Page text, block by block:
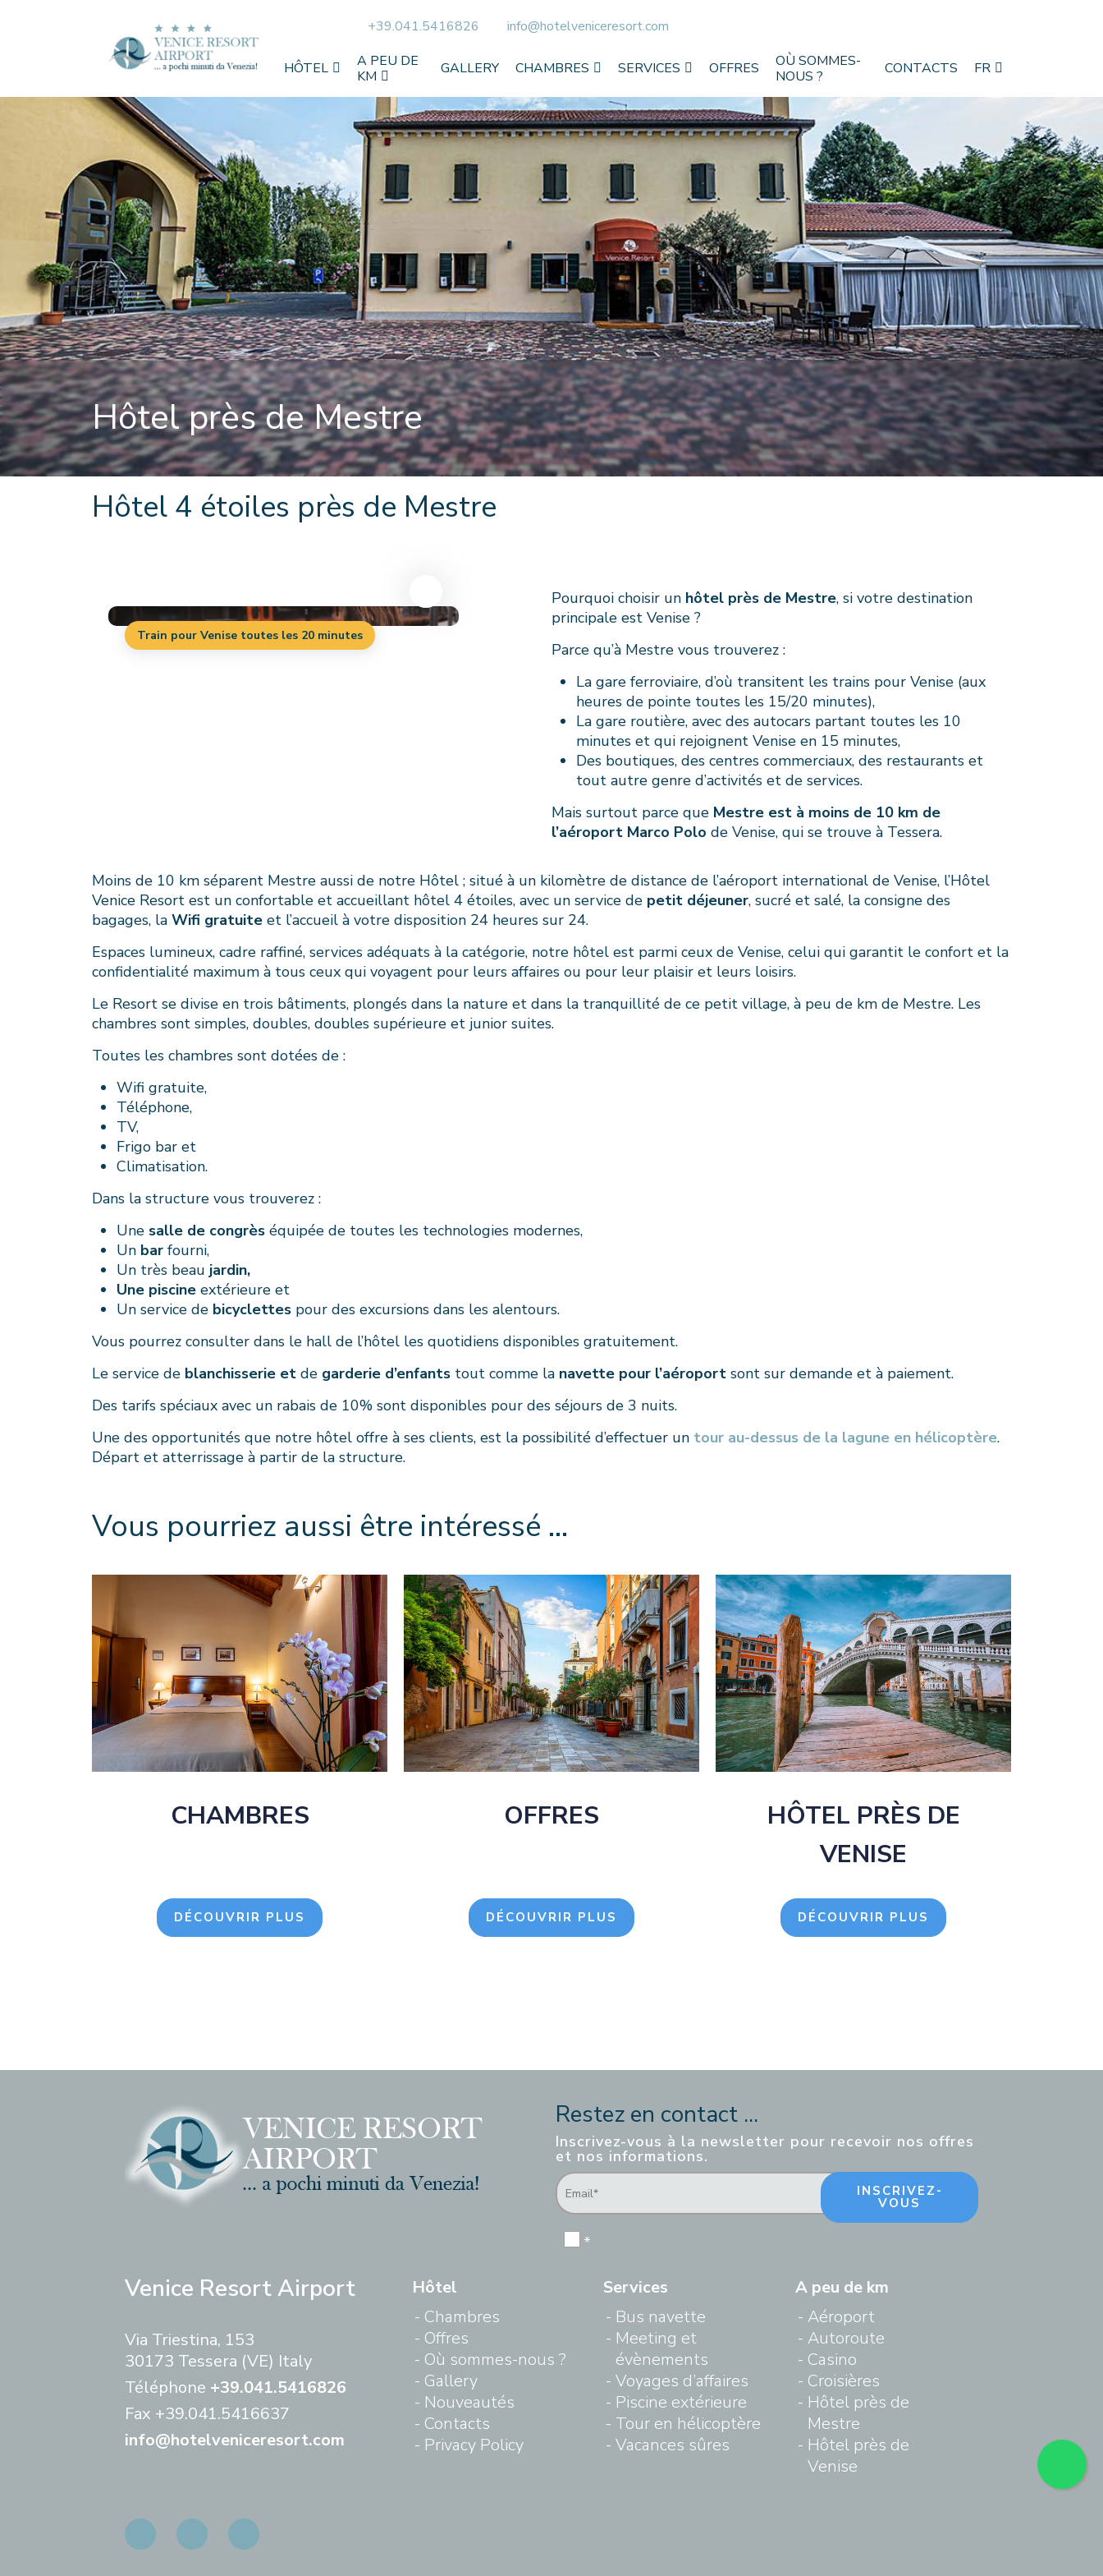
+39.041.5416826 info@hotelveniceresort.com
HÔTEL
A PEU DE
KM
GALLERY CHAMBRES SERVICES OFFRES
OÙ SOMMES-
NOUS ?
CONTACTS FR
Hôtel près de Mestre
Hôtel 4 étoiles près de Mestre
Train pour Venise toutes les 20 minutes
Pourquoi choisir un hôtel près de Mestre, si votre destination
principale est Venise ?
Parce qu’à Mestre vous trouverez :
La gare ferroviaire, d’où transitent les trains pour Venise (aux
heures de pointe toutes les 15/20 minutes),
La gare routière, avec des autocars partant toutes les 10
minutes et qui rejoignent Venise en 15 minutes,
Des boutiques, des centres commerciaux, des restaurants et
tout autre genre d’activités et de services.
Mais surtout parce que Mestre est à moins de 10 km de
l’aéroport Marco Polo de Venise, qui se trouve à Tessera.
Moins de 10 km séparent Mestre aussi de notre Hôtel ; situé à un kilomètre de distance de l’aéroport international de Venise, l’Hôtel
Venice Resort est un confortable et accueillant hôtel 4 étoiles, avec un service de petit déjeuner, sucré et salé, la consigne des
bagages, la Wifi gratuite et l’accueil à votre disposition 24 heures sur 24.
Espaces lumineux, cadre raffiné, services adéquats à la catégorie, notre hôtel est parmi ceux de Venise, celui qui garantit le confort et la
confidentialité maximum à tous ceux qui voyagent pour leurs affaires ou pour leur plaisir et leurs loisirs.
Le Resort se divise en trois bâtiments, plongés dans la nature et dans la tranquillité de ce petit village, à peu de km de Mestre. Les
chambres sont simples, doubles, doubles supérieure et junior suites.
Toutes les chambres sont dotées de :
Wifi gratuite,
Téléphone,
TV,
Frigo bar et
Climatisation.
Dans la structure vous trouverez :
Une salle de congrès équipée de toutes les technologies modernes,
Un bar fourni,
Un très beau jardin,
Une piscine extérieure et
Un service de bicyclettes pour des excursions dans les alentours.
Vous pourrez consulter dans le hall de l’hôtel les quotidiens disponibles gratuitement.
Le service de blanchisserie et de garderie d’enfants tout comme la navette pour l’aéroport sont sur demande et à paiement.
Des tarifs spéciaux avec un rabais de 10% sont disponibles pour des séjours de 3 nuits.
Une des opportunités que notre hôtel offre à ses clients, est la possibilité d’effectuer un tour au-dessus de la lagune en hélicoptère.
Départ et atterrissage à partir de la structure.
Vous pourriez aussi être intéressé …
CHAMBRES
DÉCOUVRIR PLUS
OFFRES
DÉCOUVRIR PLUS
HÔTEL PRÈS DE
VENISE
DÉCOUVRIR PLUS
Restez en contact ...
Inscrivez-vous à la newsletter pour recevoir nos offres
et nos informations.
*
INSCRIVEZ-
VOUS
Venice Resort Airport
Via Triestina, 153
30173 Tessera (VE) Italy
Téléphone +39.041.5416826
Fax +39.041.5416637
info@hotelveniceresort.com
Hôtel
Chambres
Offres
Où sommes-nous ?
Gallery
Nouveautés
Contacts
Privacy Policy
Services
Bus navette
Meeting et
évènements
Voyages d’affaires
Piscine extérieure
Tour en hélicoptère
Vacances sûres
A peu de km
Aéroport
Autoroute
Casino
Croisières
Hôtel près de
Mestre
Hôtel près de
Venise